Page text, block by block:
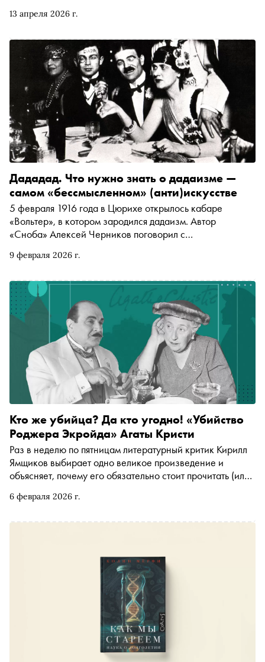
13 апреля 2026 г.
философии, музыке и психологии. А обычные жители
театров. О том, как венский модерн вообще возник, как
развивался и почему закончился (опять Первая мировая
война!), автор «Сноба» Мария Низова поговорила с
доктором филологических наук, одним из ведущих
специалистов по этому периоду, Юрием Цветковым
9 февраля 2026 г.
Дададад. Что нужно знать о дадаизме —
самом «бессмысленном» (анти)искусстве
5 февраля 1916 года в Цюрихе открылось кабаре
«Вольтер», в котором зародился дадаизм. Автор
«Сноба» Алексей Черников поговорил с
Константином Дудаковым-Кашуро о том, чему может
чем опасно стадное восхищение Моной Лизой, почему
вредно видеть в искусстве концентрат красоты, и почему
от культа гениального художника до принятия
политической диктатуры ‒ один шаг
6 февраля 2026 г.
Кто же убийца? Да кто угодно! «Убийство
Роджера Экройда» Агаты Кристи
Раз в неделю по пятницам литературный критик Кирилл
Ямщиков выбирает одно великое произведение и
объясняет, почему его обязательно стоит прочитать (или
Агаты Кристи: детектив, который нарушил все заповеди
литературного обмана